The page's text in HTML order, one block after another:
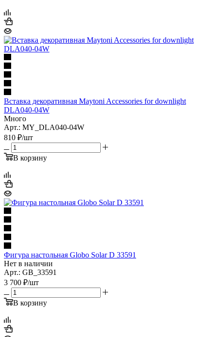
Вставка декоративная Maytoni Accessories for downlight
DLA040-04W
Много
Арт.: MY_DLA040-04W
810 ₽/шт
В корзину
Фигура настольная Globo Solar D 33591
Нет в наличии
Арт.: GB_33591
3 700 ₽/шт
В корзину